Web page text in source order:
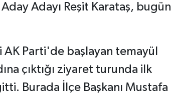
Adayı Reşit Karataş, bugün
AK Parti'de başlayan temayül
çıktığı ziyaret turunda ilk
Burada İlçe Başkanı Mustafa